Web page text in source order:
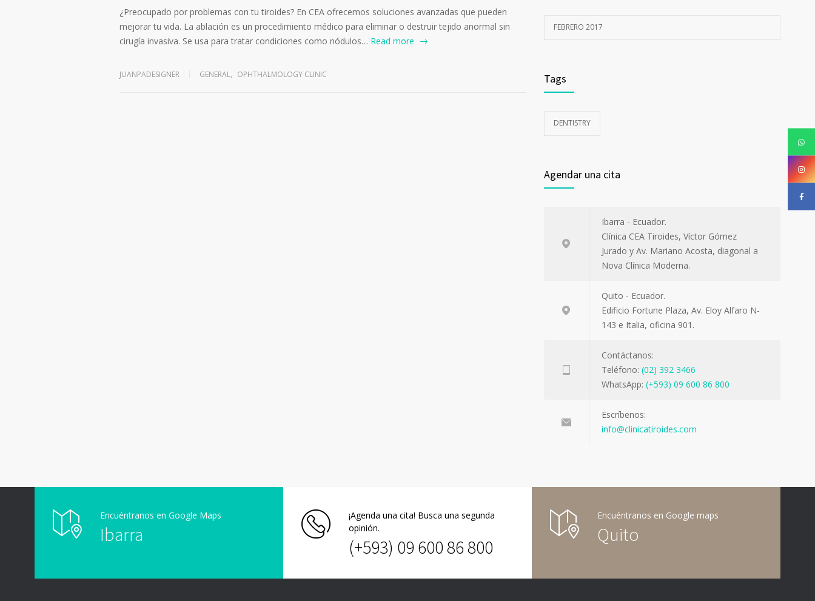
¿Preocupado por problemas con tu tiroides? En CEA ofrecemos soluciones avanzadas que pueden
mejorar tu vida. La ablación es un procedimiento médico para eliminar o destruir tejido anormal sin
cirugía invasiva. Se usa para tratar condiciones como nódulos… Read more
JUANPADESIGNER GENERAL, OPHTHALMOLOGY CLINIC
FEBRERO 2017
Tags
DENTISTRY
Agendar una cita
Ibarra - Ecuador.
Clínica CEA Tiroides, Víctor Gómez
Jurado y Av. Mariano Acosta, diagonal a
Nova Clínica Moderna.
Quito - Ecuador.
Edificio Fortune Plaza, Av. Eloy Alfaro N-
143 e Italia, oficina 901.
Contáctanos:
Teléfono: (02) 392 3466
WhatsApp: (+593) 09 600 86 800
Escríbenos:
info@clinicatiroides.com
Encuéntranos en Google Maps
Ibarra
¡Agenda una cita! Busca una segunda
opinión.
(+593) 09 600 86 800
Encuéntranos en Google maps
Quito